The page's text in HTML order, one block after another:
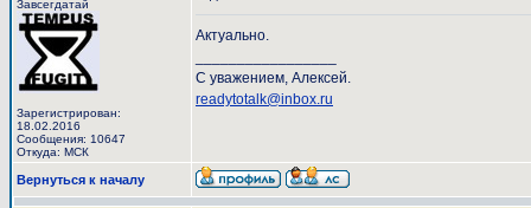
Завсегдатай
Зарегистрирован:
18.02.2016
Сообщения: 10647
Откуда: МСК
Актуально.
С уважением, Алексей.
readytotalk@inbox.ru
Вернуться к началу